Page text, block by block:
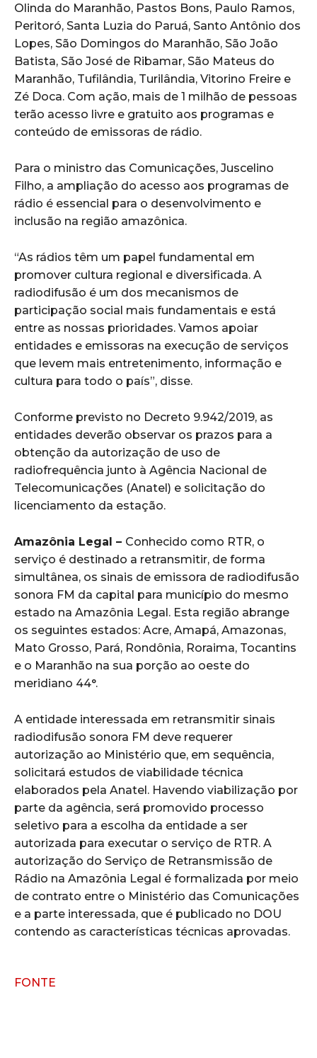
Olinda do Maranhão, Pastos Bons, Paulo Ramos,
Peritoró, Santa Luzia do Paruá, Santo Antônio dos
Lopes, São Domingos do Maranhão, São João
Batista, São José de Ribamar, São Mateus do
Maranhão, Tufilândia, Turilândia, Vitorino Freire e
Zé Doca. Com ação, mais de 1 milhão de pessoas
terão acesso livre e gratuito aos programas e
conteúdo de emissoras de rádio.
Para o ministro das Comunicações, Juscelino
Filho, a ampliação do acesso aos programas de
rádio é essencial para o desenvolvimento e
inclusão na região amazônica.
“As rádios têm um papel fundamental em
promover cultura regional e diversificada. A
radiodifusão é um dos mecanismos de
participação social mais fundamentais e está
entre as nossas prioridades. Vamos apoiar
entidades e emissoras na execução de serviços
que levem mais entretenimento, informação e
cultura para todo o país”, disse.
Conforme previsto no Decreto 9.942/2019, as
entidades deverão observar os prazos para a
obtenção da autorização de uso de
radiofrequência junto à Agência Nacional de
Telecomunicações (Anatel) e solicitação do
licenciamento da estação.
Amazônia Legal – Conhecido como RTR, o
serviço é destinado a retransmitir, de forma
simultânea, os sinais de emissora de radiodifusão
sonora FM da capital para município do mesmo
estado na Amazônia Legal. Esta região abrange
os seguintes estados: Acre, Amapá, Amazonas,
Mato Grosso, Pará, Rondônia, Roraima, Tocantins
e o Maranhão na sua porção ao oeste do
meridiano 44°.
A entidade interessada em retransmitir sinais
radiodifusão sonora FM deve requerer
autorização ao Ministério que, em sequência,
solicitará estudos de viabilidade técnica
elaborados pela Anatel. Havendo viabilização por
parte da agência, será promovido processo
seletivo para a escolha da entidade a ser
autorizada para executar o serviço de RTR. A
autorização do Serviço de Retransmissão de
Rádio na Amazônia Legal é formalizada por meio
de contrato entre o Ministério das Comunicações
e a parte interessada, que é publicado no DOU
contendo as características técnicas aprovadas.
FONTE